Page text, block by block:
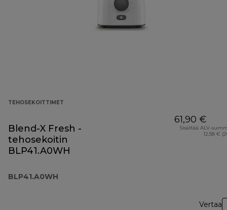
TEHOSEKOITTIMET
Blend-X Fresh -
tehosekoitin
BLP41.A0WH
BLP41.A0WH
61,90 €
Sisältää ALV-
12,58 €
Vertaa